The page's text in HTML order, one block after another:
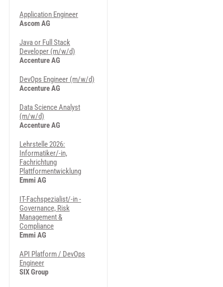
Application Engineer
Ascom AG
Java or Full Stack
Developer (m/w/d)
Accenture AG
DevOps Engineer (m/w/d)
Accenture AG
Data Science Analyst
(m/w/d)
Accenture AG
Lehrstelle 2026:
Informatiker/-in,
Fachrichtung
Plattformentwicklung
Emmi AG
IT-Fachspezialist/-in -
Governance, Risk
Management &
Compliance
Emmi AG
API Platform / DevOps
Engineer
SIX Group